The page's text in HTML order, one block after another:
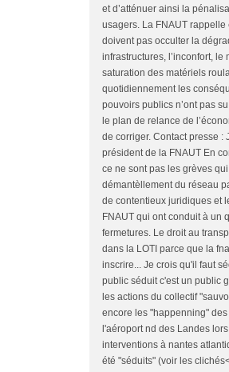
et d’atténuer ainsi la
usagers. La FNAUT
doivent pas occulter la
infrastructures, l’inconfort, le
saturation des matériels
quotidiennement les
pouvoirs publics n’ont pas
le plan de relance de
de corriger. Contact presse :
président de la FNAUT En
ce ne sont pas les grèves
démantèllement du réseau
de contentieux juridiques et
FNAUT qui ont conduit à un
fermetures. Le droit au
dans la LOTI parce que la
inscrire... Je crois qu'il faut
public séduit c'est un public
les actions du collectif
encore les "happenning"
l'aéroport nd des Landes
interventions à nantes
été "séduits" (voir les